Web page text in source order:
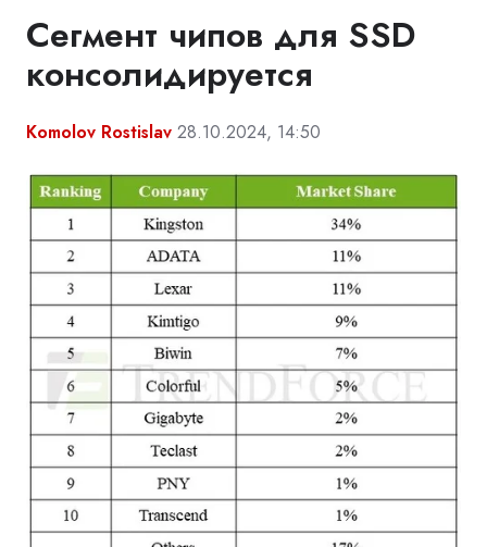
Сегмент чипов для SSD
консолидируется
Komolov Rostislav 28.10.2024, 14:50